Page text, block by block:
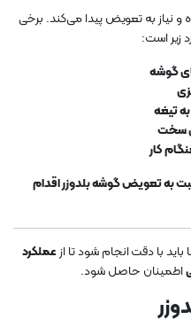
نیاز به تعویض پیدا می‌کند. برخی
زیر است:
گوشه
تیغه
سخت
کار
به تعویض گوشه بلدوزر اقدام
با دقت انجام شود تا ازعملکرد
اطمینان حاصل شود.